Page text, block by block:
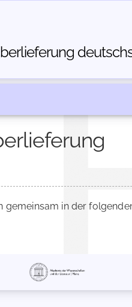
gemeinsam in der